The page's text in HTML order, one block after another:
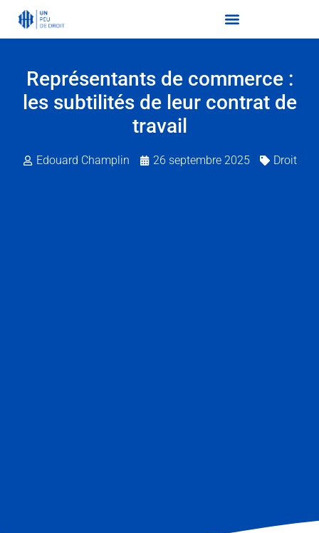
Représentants de commerce :
les subtilités de leur contrat de
travail
Edouard Champlin 26 septembre 2025 Droit